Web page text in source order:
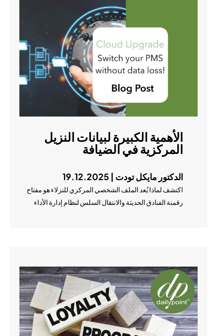
الأهمية الكبيرة لبيانات النزيل
المركزية في الضيافة
الدكتور مايكل تودت | 19.12.2025
اكتشف لماذا يُعد الملف الشخصي المركزي للنزلاء هو مفتاح
رقمنة الفنادق الحديثة والانتقال السلس لنظام إدارة الأداء